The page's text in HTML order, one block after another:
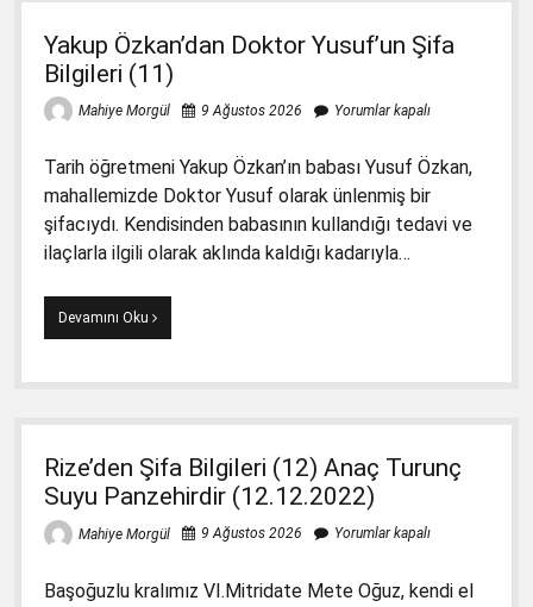
Yakup Özkan’dan Doktor Yusuf’un Şifa
Bilgileri (11)
Mahiye Morgül 9 Ağustos 2026 Yorumlar kapalı
Tarih öğretmeni Yakup Özkan’ın babası Yusuf Özkan,
mahallemizde Doktor Yusuf olarak ünlenmiş bir
şifacıydı. Kendisinden babasının kullandığı tedavi ve
ilaçlarla ilgili olarak aklında kaldığı kadarıyla…
Devamını OkuYakup
Özkan’dan
Yusuf’un
Bilgileri
Rize’den Şifa Bilgileri (12) Anaç Turunç
Suyu Panzehirdir (12.12.2022)
Mahiye Morgül 9 Ağustos 2026 Yorumlar kapalı
Başoğuzlu kralımız VI.Mitridate Mete Oğuz, kendi el